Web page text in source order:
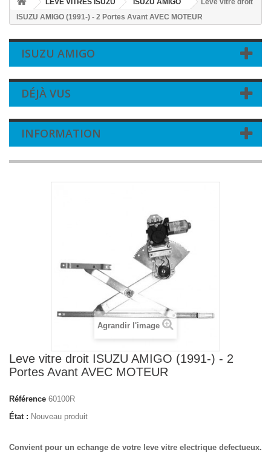
LEVE VITRES ISUZU ISUZU AMIGO
Leve vitre droit
ISUZU AMIGO (1991-) - 2 Portes Avant AVEC MOTEUR
ISUZU AMIGO
DÉJÀ VUS
INFORMATION
Agrandir l'image
Leve vitre droit ISUZU AMIGO (1991-) - 2
Portes Avant AVEC MOTEUR
Référence 60100R
État : Nouveau produit
Convient pour un echange de votre leve vitre electrique defectueux.